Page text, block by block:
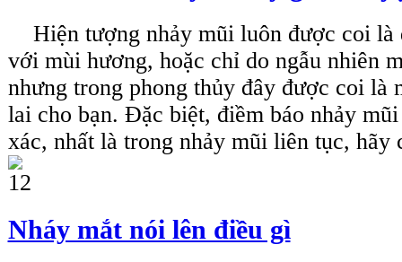
Hiện tượng nhảy mũi luôn được coi là
với mùi hương, hoặc chỉ do ngẫu nhiên
nhưng trong phong thủy đây được coi là
lai cho bạn. Đặc biệt, điềm báo nhảy
xác, nhất là trong nhảy mũi liên tục, hãy
Nháy mắt nói lên điều gì